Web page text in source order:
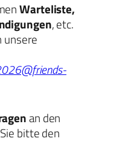
Warteliste,
, etc.
unsere
an den
bitte den